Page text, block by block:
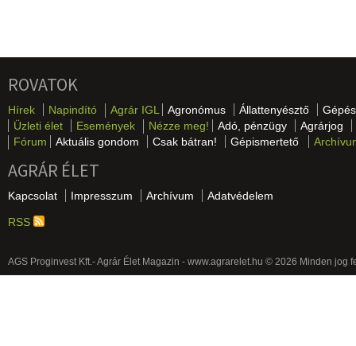
ROVATOK
Hírek Napindító Agrár IGL Agronómus Állattenyésztő
Üzleti élet
Események Nézze meg! Adó, pénzügy
Agrárjog
Fórum
Aktuális gondom Csak bátran! Gépismertető
AGRÁR ÉLET
Kapcsolat Impresszum Archívum Adatvédelem
RSS
AGS Proginvest Kft.- Agrár Élet Magazin - www.agrarelet.hu © 2026 Minden jog